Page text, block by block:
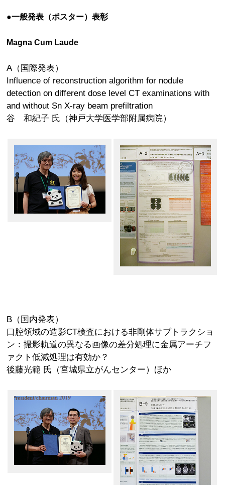
●一般発表（ポスター）表彰
Magna Cum Laude
A（国際発表）
Influence of reconstruction algorithm for nodule
detection on different dose level CT examinations with
and without Sn X-ray beam prefiltration
谷 和紀子 氏（神戸大学医学部附属病院）
B（国内発表）
口腔領域の造影CT検査における非剛体サブトラクショ
ン：撮影軌道の異なる画像の差分処理に金属アーチフ
ァクト低減処理は有効か？
後藤光範 氏（宮城県立がんセンター）ほか